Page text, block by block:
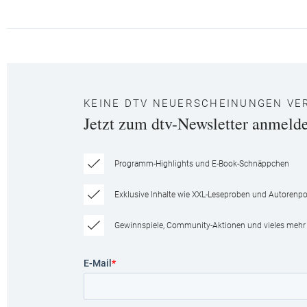
KEINE DTV NEUERSCHEINUNGEN
Jetzt zum dtv-Newsletter
Programm-Highlights und E-Book-Schnäppchen
Exklusive Inhalte wie XXL-Leseproben und
Gewinnspiele, Community-Aktionen und vieles mehr
E-Mail *